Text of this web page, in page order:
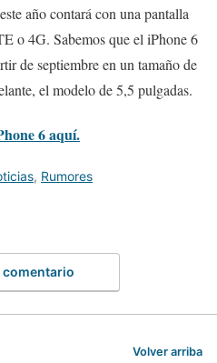
año contará con una pantalla
o 4G. Sabemos que el iPhone 6
de septiembre en un tamaño de
el modelo de 5,5 pulgadas.
6 aquí.
, Rumores
comentario
Volver arriba